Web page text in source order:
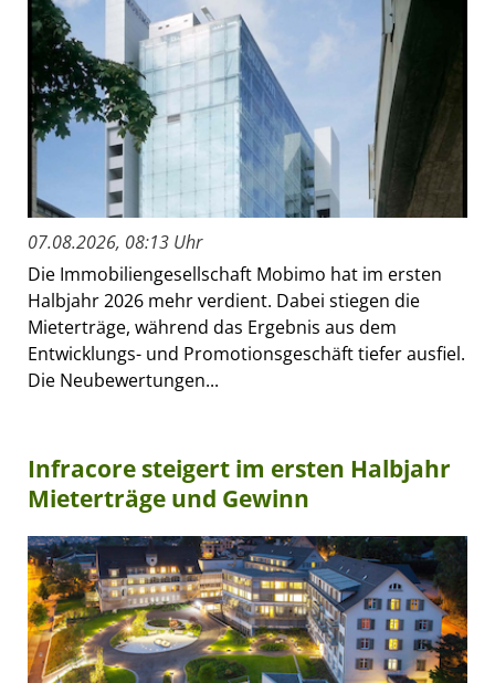
07.08.2026, 08:13 Uhr
Die Immobiliengesellschaft Mobimo hat im ersten
Halbjahr 2026 mehr verdient. Dabei stiegen die
Mieterträge, während das Ergebnis aus dem
Entwicklungs- und Promotionsgeschäft tiefer ausfiel.
Die Neubewertungen...
Infracore steigert im ersten Halbjahr
Mieterträge und Gewinn